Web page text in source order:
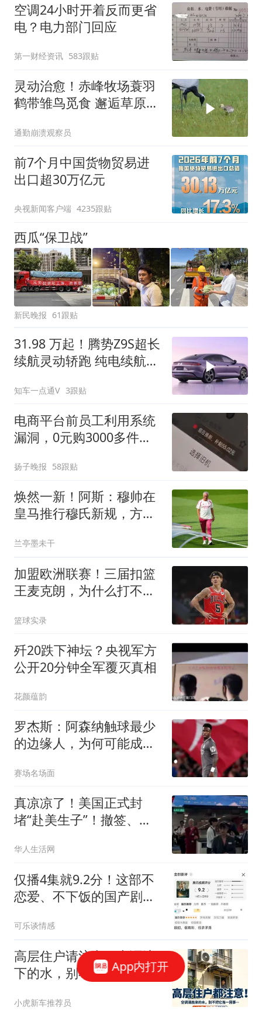
空调24小时开着反而更省
电？电力部门回应
第一财经资讯 583跟贴
灵动治愈！赤峰牧场蓑羽
鹤带雏鸟觅食 邂逅草原生
通勤崩溃观察员
前7个月中国货物贸易进
出口超30万亿元
央视新闻客户端 4235跟贴
西瓜“保卫战”
新民晚报 61跟贴
31.98 万起！腾势Z9S超长
续航灵动轿跑 纯电续航
知车一点通V 3跟贴
电商平台前员工利用系统
漏洞，0元购3000多件家
扬子晚报 58跟贴
焕然一新！阿斯：穆帅在
皇马推行穆氏新规，方方
兰亭墨未干
加盟欧洲联赛！三届扣篮
王麦克朗，为什么打不了
篮球实录
歼20跌下神坛？央视军方
公开20分钟全军覆灭真相
花颜蕴韵
罗杰斯：阿森纳触球最少
的边缘人，为何可能成为
赛场名场面
真凉凉了！美国正式封
堵“赴美生子”！撤签、终
要动！您支持吗？
华人生活网
仅播4集就9.2分！这部不
恋爱、不下饭的国产剧，
可乐谈情感
高层住户请注意！空调滴
下的水，别不当回事
小虎新车推荐员
App内打开